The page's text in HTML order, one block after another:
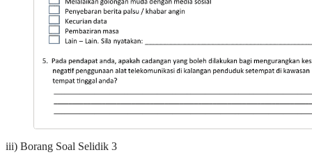
iii) Borang Soal Selidik 3